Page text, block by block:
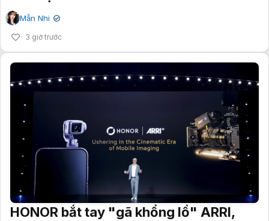
Mẫn Nhi ✔
3 giờ trước
HONOR bắt tay "gã khổng lồ" ARRI,